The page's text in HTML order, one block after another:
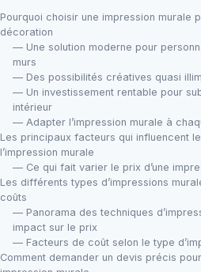
Toile Abstraite
cm
＋ Décoration moderne
Pourquoi choisir une impression murale
décoration
— Une solution moderne pour
murs
— Des possibilités créatives quasi
— Un investissement rentable pour
intérieur
— Adapter l’impression murale à
Les principaux facteurs qui influencent
l’impression murale
— Ce qui fait varier le prix d’une
Les différents types d’impressions
coûts
— Panorama des techniques
impact sur le prix
— Facteurs de coût selon le type
Comment demander un devis précis